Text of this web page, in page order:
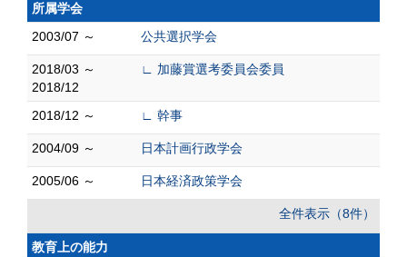
所属学会
2003/07 ～
公共選択学会
2018/03 ～
2018/12
∟ 加藤賞選考委員会委員
2018/12 ～ ∟ 幹事
2004/09 ～ 日本計画行政学会
2005/06 ～ 日本経済政策学会
全件表示（8件）
教育上の能力